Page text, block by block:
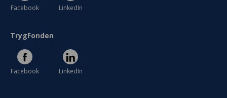
Facebook LinkedIn
TrygFonden
Facebook LinkedIn